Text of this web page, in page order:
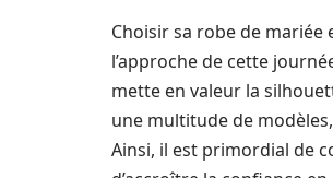
Choisir sa robe de mariée
l’approche de cette
mette en valeur la
une multitude de
Ainsi, il est primordial de